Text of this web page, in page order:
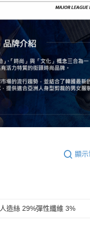
顯示
人造絲 29%彈性纖維 3%